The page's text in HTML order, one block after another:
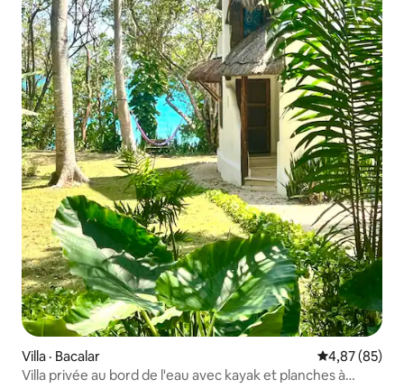
Villa · Bacalar Note
4,87 (85)
Villa privée au bord de l'eau avec kayak et planches à